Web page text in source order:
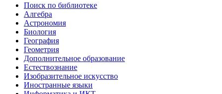
Поиск по библиотеке
Алгебра
Астрономия
Биология
География
Геометрия
Дополнительное образование
Естествознание
Изобразительное искусство
Иностранные языки